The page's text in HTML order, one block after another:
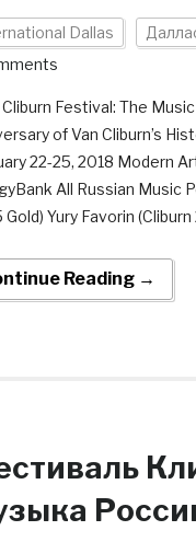
Dallas
Festival: The
of Van Cliburn’s
22-25, 2018 Modern
All Russian Music
Yury Favorin
Reading →